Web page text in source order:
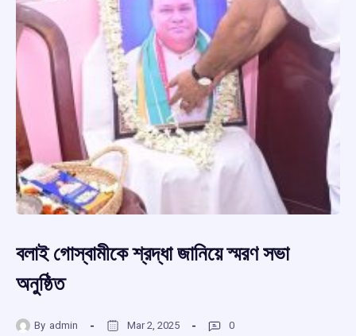
বলাই গোস্বামীকে শ্রদ্ধা জানিয়ে স্মরণ সভা
অনুষ্ঠিত
By admin Mar 2, 2025 0